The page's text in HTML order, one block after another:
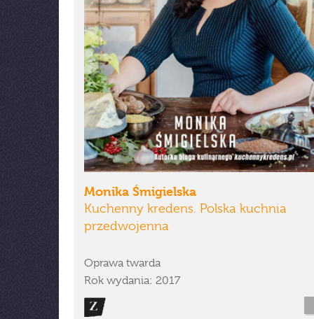
Monika Śmigielska
Kuchenny kredens. Polska kuchnia
przedwojenna
Oprawa twarda
Rok wydania: 2017